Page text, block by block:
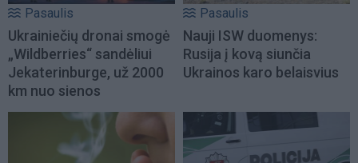
Pasaulis
Ukrainiečių dronai smogė
„Wildberries“ sandėliui
Jekaterinburge, už 2000
km nuo sienos
Pasaulis
Nauji ISW duomenys:
Rusija į kovą siunčia
Ukrainos karo belaisvius